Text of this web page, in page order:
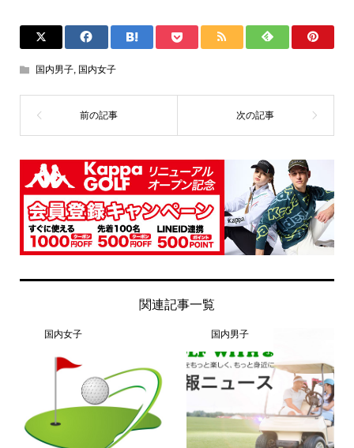
国内男子, 国内女子
関連記事一覧
国内女子 国内男子